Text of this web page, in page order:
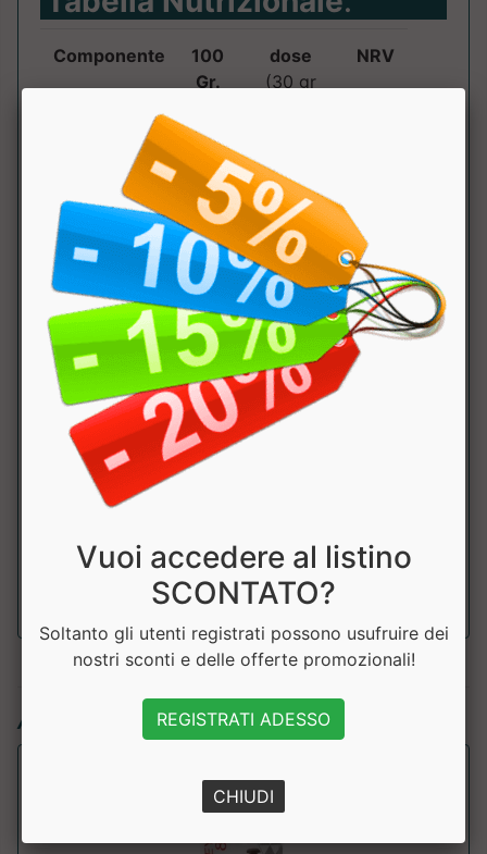
Componente
100
Gr.
dose
(30 gr
NRV
120
Proteine 25.2g
Carboidrati 1.5g
di cui
zuccheri
1.2g
Grassi 1.5g
di cui saturi
2.5)
Articoli simili:
Vuoi accedere al listino
SCONTATO?
Soltanto gli utenti registrati possono usufruire dei
nostri sconti e delle offerte promozionali!
REGISTRATI ADESSO
CHIUDI